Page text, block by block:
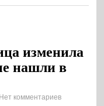
изменила
нашли в
Нет комментариев